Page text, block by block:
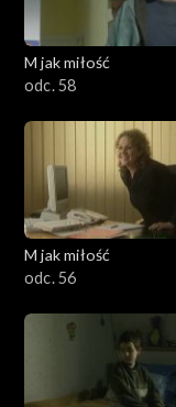
M jak miłość
odc. 58
M jak miłość
odc. 56